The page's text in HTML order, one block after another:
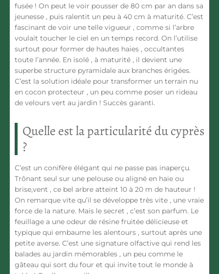
fusée ! On peut le voir pousser de 80 cm par an dans sa
jeunesse , puis ralentit un peu à 40 cm à maturité. C’est
fascinant de voir une telle vigueur , comme si l’arbre
voulait toucher le ciel en un temps record. On l’utilise
surtout pour former de hautes haies , occultantes
toute l’année. En isolé , à maturité , il devient une
superbe structure pyramidale aux branches érigées.
C’est la solution idéale pour transformer un terrain nu
en cocon protecteur , un peu comme poser un rideau
de velours vert au jardin ! Succès garanti.
Quelle est la particularité du cyprès
?
C’est un conifère élégant qui ne passe pas inaperçu.
Trônant seul sur une pelouse ou aligné en haie ou
brise,vent , ce bel arbre atteint 10 à 20 m de hauteur !
On remarque vite qu’il se développe très vite , une vraie
force de la nature. Mais le secret , c’est son parfum. Le
feuillage a une odeur de résine fruitée délicieuse et
typique qui embaume les alentours , surtout après une
petite averse. C’est une signature olfactive qui rend les
balades au jardin mémorables , un peu comme le
gâteau qui sort du four et qui invite tout le monde à